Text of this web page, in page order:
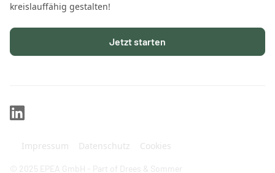
kreislauffähig gestalten!
Jetzt starten
© 2025 EPEA GmbH - Part of Drees & Sommer
Impressum Datenschutz Cookies